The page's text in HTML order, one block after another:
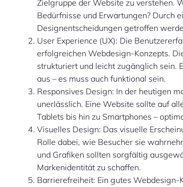
Zielgruppe der Website zu verstehen.
Bedürfnisse und Erwartungen? Durch
Designentscheidungen getroffen
User Experience (UX): Die
erfolgreichen Webdesign-Konzepts.
strukturiert und leicht zugänglich sein.
aus – es muss auch funktional sein.
Responsives Design: In der heutigen
unerlässlich. Eine Website sollte auf
Tablets bis hin zu Smartphones –
Visuelles Design: Das visuelle
Rolle dabei, wie Besucher sie
und Grafiken sollten sorgfältig
Markenidentität zu schaffen.
Barrierefreiheit: Ein gutes